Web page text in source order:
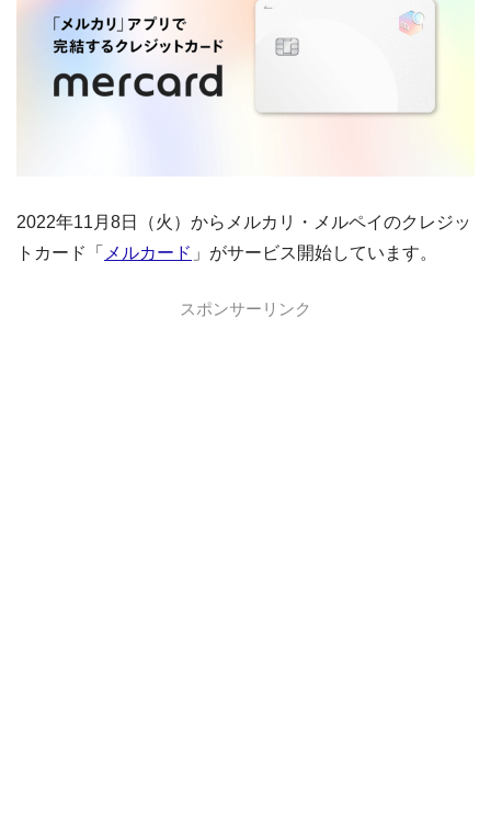
2022年11月8日（火）からメルカリ・メルペイのクレジッ
トカード「 メルカード 」がサービス開始しています。
スポンサーリンク